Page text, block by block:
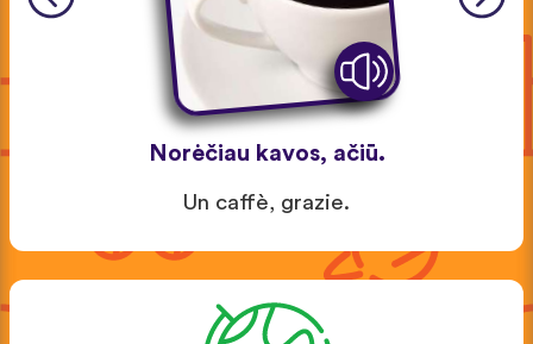
Norėčiau kavos, ačiū.
Un caffè, grazie.